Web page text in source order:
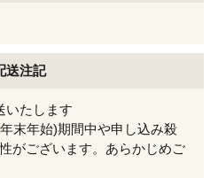
送注記
いたします
末年始)期間中や申し込み殺
がございます。あらかじめご